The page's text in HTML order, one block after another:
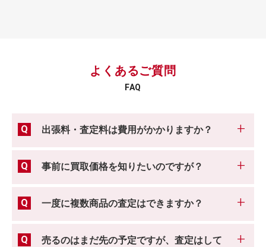
よくあるご質問
FAQ
出張料・査定料は費用がかかりますか？
事前に買取価格を知りたいのですが？
一度に複数商品の査定はできますか？
売るのはまだ先の予定ですが、査定はして